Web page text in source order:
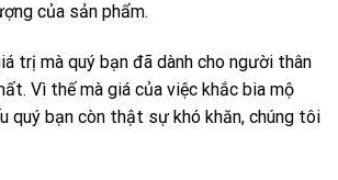
của sản phẩm.
trị mà quý bạn đã dành cho người thân
Vì thế mà giá của việc khắc bia mộ
quý bạn còn thật sự khó khăn, chúng tôi